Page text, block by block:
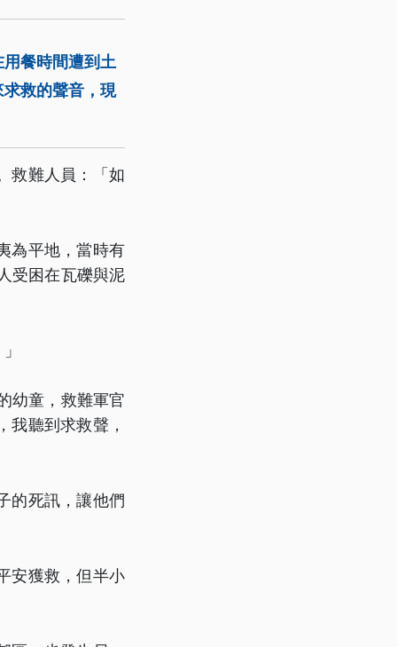
餐時間遭到土
救的聲音，現
救難人員：「如
為平地，當時有
受困在瓦礫與泥
幼童，救難軍官
我聽到求救聲，
的死訊，讓他們
安獲救，但半小